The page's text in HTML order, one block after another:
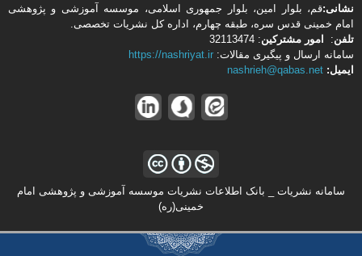
نشانی:قم، بلوار امین، بلوار جمهوری اسلامی، موسسه آموزشی و پژوهشی
امام خمینی قدس سره، طبقه چهارم، اداره كل نشریات تخصصی.
تلفن: امور مشتركین: 32113474
سامانه ارسال و پیگیری مقالات: https://nashriyat.ir
ایمیل: nashrieh@qabas.net
سامانه نشریات _ بانک اطلاعات نشریات موسسه آموزشی و پژوهشی امام
خمینی(ره)